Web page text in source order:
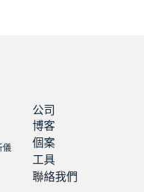
儀
公司
博客
個案
工具
聯絡我們